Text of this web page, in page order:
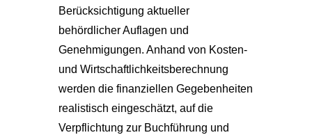
Berücksichtigung aktueller
behördlicher Auflagen und
Genehmigungen. Anhand von Kosten-
und Wirtschaftlichkeitsberechnung
werden die finanziellen Gegebenheiten
realistisch eingeschätzt, auf die
Verpflichtung zur Buchführung und